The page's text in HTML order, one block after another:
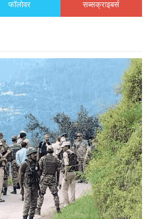
फॉलोवर सब्सक्राइबर्स